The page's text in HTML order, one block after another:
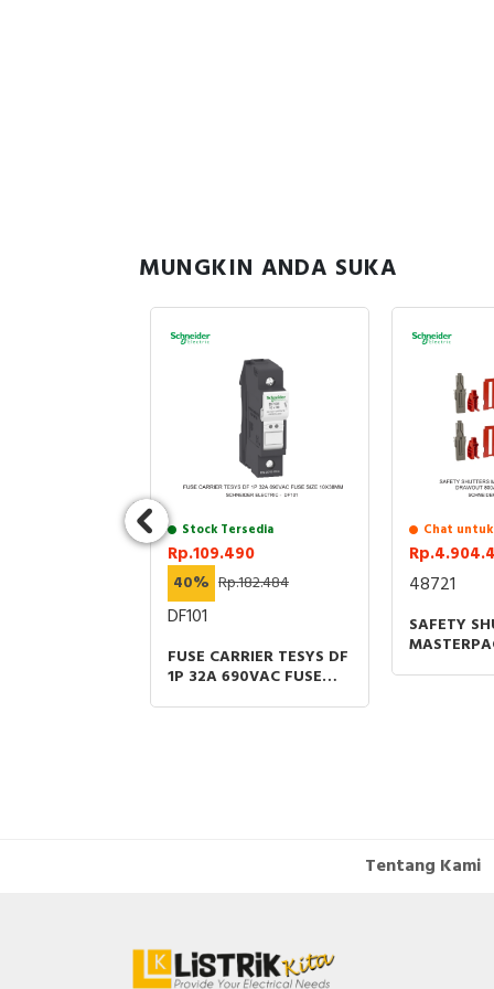
MUNGKIN ANDA SUKA
Stock Tersedia
Rp.109.490
40% Rp.182.484
DF101
FUSE CARRIER TESYS DF
1P 32A 690VAC FUSE
Chat
48721
SAFETY
Tentang Kami